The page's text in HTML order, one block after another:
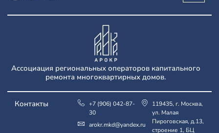
Ассоциация региональных операторов капитального
ремонта многоквартирных домов.
Контакты
+7 (906) 042-87-
30
arokr.mkd@yandex.ru
119435, г. Москва,
ул. Малая
Пироговская, д.13,
строение 1, БЦ